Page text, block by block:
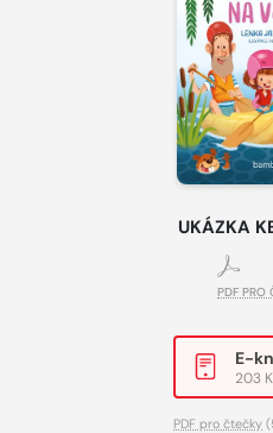
UKÁZKA
PDF PRO
E-
203
PDF pro čtečky